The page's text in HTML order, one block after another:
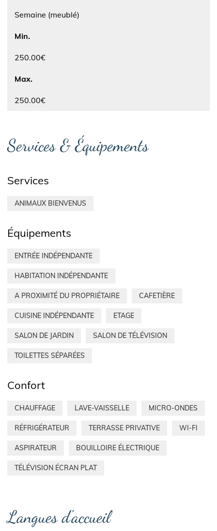
Semaine (meublé)
Min.
250.00€
Max.
250.00€
Services & Équipements
Services
ANIMAUX BIENVENUS
Équipements
ENTRÉE INDÉPENDANTE
HABITATION INDÉPENDANTE
A PROXIMITÉ DU PROPRIÉTAIRE CAFETIÈRE
CUISINE INDÉPENDANTE ETAGE
SALON DE JARDIN SALON DE TÉLÉVISION
TOILETTES SÉPARÉES
Confort
CHAUFFAGE LAVE-VAISSELLE MICRO-ONDES
RÉFRIGÉRATEUR TERRASSE PRIVATIVE WI-FI
ASPIRATEUR BOUILLOIRE ÉLECTRIQUE
TÉLÉVISION ÉCRAN PLAT
Langues d'accueil